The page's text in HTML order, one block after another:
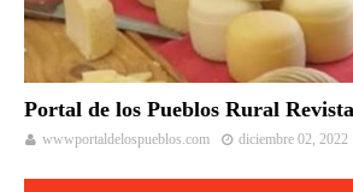
Portal de los Pueblos Rural
wwwportaldelospueblos.com diciembre 02, 2022